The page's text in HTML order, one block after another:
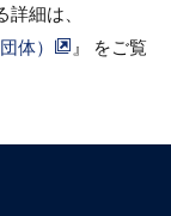
細は、
体）
』 をご覧